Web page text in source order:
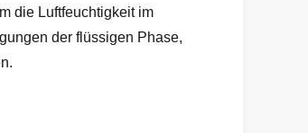
die Luftfeuchtigkeit im
der flüssigen Phase,